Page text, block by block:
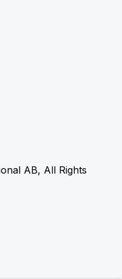
AB, All Rights